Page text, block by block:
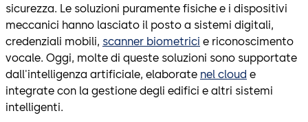
sicurezza. Le soluzioni puramente fisiche e i dispositivi
meccanici hanno lasciato il posto a sistemi digitali,
credenziali mobili, scanner biometrici e riconoscimento
vocale. Oggi, molte di queste soluzioni sono supportate
dall'intelligenza artificiale, elaborate nel cloud e
integrate con la gestione degli edifici e altri sistemi
intelligenti.